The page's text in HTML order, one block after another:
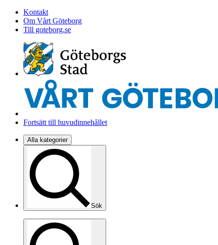
Kontakt
Om Vårt Göteborg
Till goteborg.se
Fortsätt till huvudinnehållet
Alla kategorier
Sök